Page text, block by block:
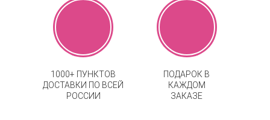
1000+ ПУНКТОВ
ДОСТАВКИ ПО ВСЕЙ
РОССИИ
ПОДАРОК В
КАЖДОМ
ЗАКАЗЕ